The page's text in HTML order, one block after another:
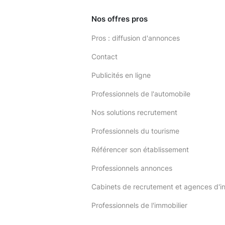
Nos offres pros
Pros : diffusion d'annonces
Contact
Publicités en ligne
Professionnels de l'automobile
Nos solutions recrutement
Professionnels du tourisme
Référencer son établissement
Professionnels annonces
Cabinets de recrutement et agences
Professionnels de l'immobilier